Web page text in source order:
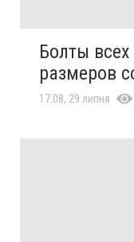
Болты
размеров
17:08, 29 липня